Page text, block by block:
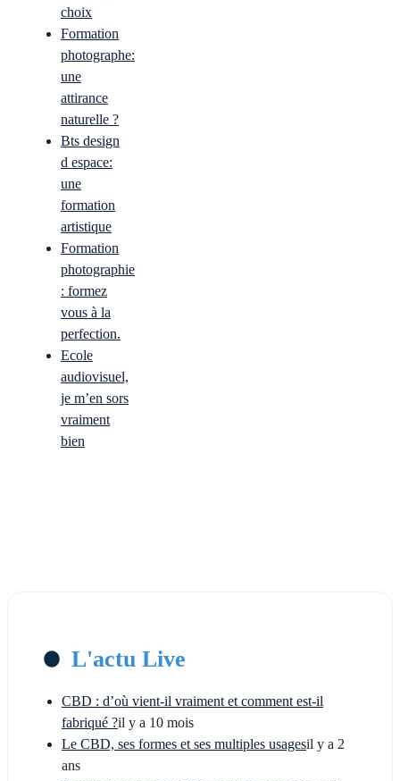
choix
Formation
photographe:
une
attirance
naturelle ?
Bts design
d espace:
une
formation
artistique
Formation
photographie
: formez
vous à la
perfection.
Ecole
audiovisuel,
je m’en sors
vraiment
bien
L'actu Live
CBD : d’où vient-il vraiment et comment est-il
fabriqué ?il y a 10 mois
Le CBD, ses formes et ses multiples usagesil y a 2
ans